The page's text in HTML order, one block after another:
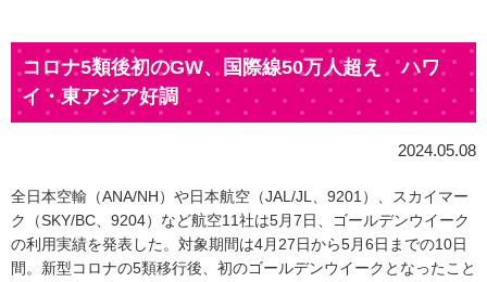
コロナ5類後初のGW、国際線50万人超え ハワ
イ・東アジア好調
2024.05.08
全日本空輸（ANA/NH）や日本航空（JAL/JL、9201）、スカイマー
ク（SKY/BC、9204）など航空11社は5月7日、ゴールデンウイーク
の利用実績を発表した。対象期間は4月27日から5月6日までの10日
間。新型コロナの5類移行後、初のゴールデンウイークとなったこと